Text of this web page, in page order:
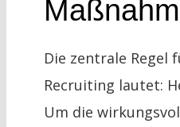
Die zentrale Regel
Recruiting lautet:
Um die